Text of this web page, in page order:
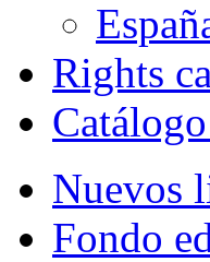
Rights
Nuevos
Fondo